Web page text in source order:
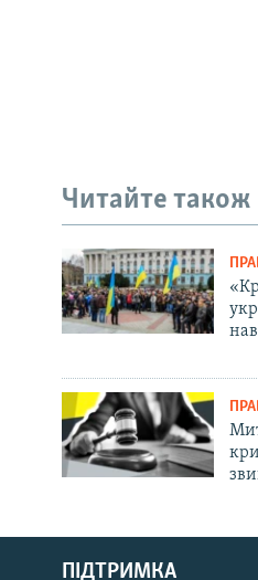
Русский
Qırımtatar
Читайте також
ПІДТРИМКА